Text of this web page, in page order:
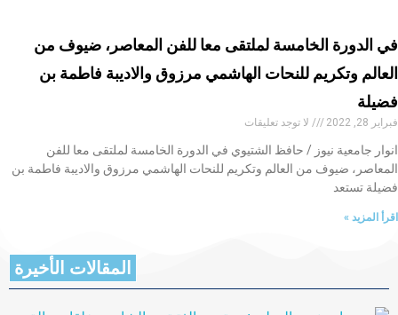
في الدورة الخامسة لملتقى معا للفن المعاصر، ضيوف من
العالم وتكريم للنحات الهاشمي مرزوق والاديبة فاطمة بن
فضيلة
فبراير 28, 2022 لا توجد تعليقات
انوار جامعية نيوز / حافظ الشتيوي في الدورة الخامسة لملتقى معا للفن
المعاصر، ضيوف من العالم وتكريم للنحات الهاشمي مرزوق والاديبة فاطمة بن
فضيلة تستعد
اقرأ المزيد »
المقالات الأخيرة